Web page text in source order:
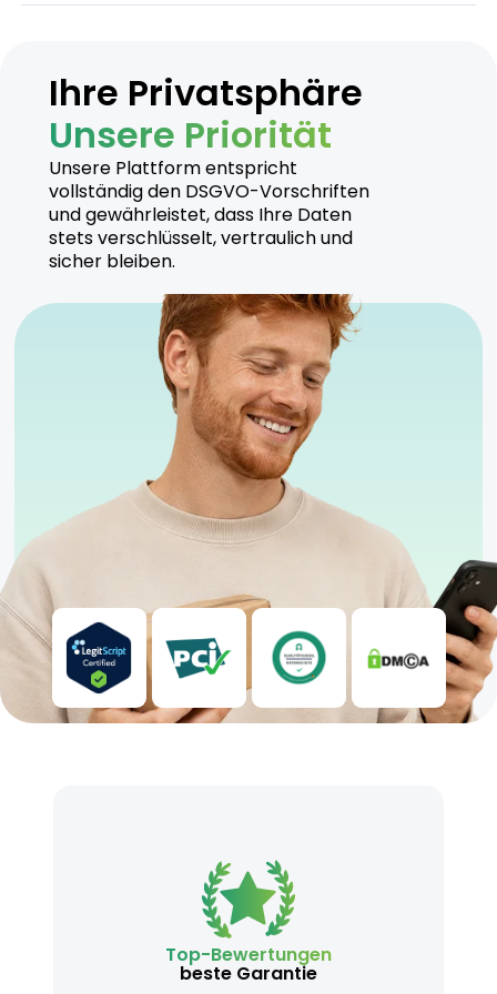
Hersteller
Tilray produziert Gorilla Glue unter höchsten
Qualitätsstandards, um eine sichere und
zuverlässige Anwendung zu gewährleisten.
Sicherheitshinweise
Kühl und trocken lagern
Für erfahrene Nutzer geeignet
Anwendung unter ärztlicher Aufsicht empfohlen
Ihre Privatsphäre
Unsere Priorität
Unsere Plattform entspricht
vollständig den DSGVO-Vorschriften
und gewährleistet, dass Ihre Daten
stets verschlüsselt, vertraulich und
sicher bleiben.
Top-Bewertungen
beste Garantie